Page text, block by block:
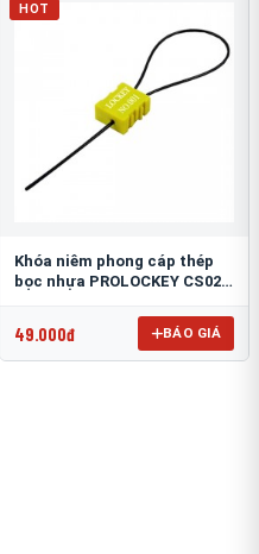
HOT
Khóa niêm phong cáp thép
bọc nhựa PROLOCKEY CS02-
49.000đ BÁO GIÁ